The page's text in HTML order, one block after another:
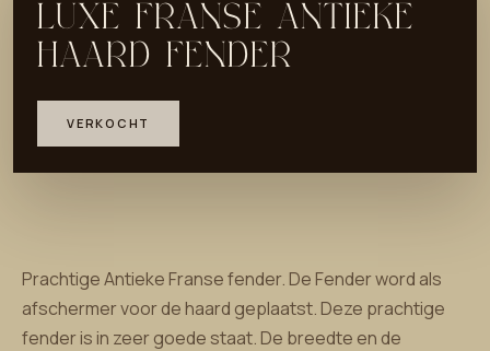
LUXE FRANSE ANTIEKE
HAARD FENDER
VERKOCHT
Prachtige Antieke Franse fender. De Fender word als
afschermer voor de haard geplaatst. Deze prachtige
fender is in zeer goede staat. De breedte en de